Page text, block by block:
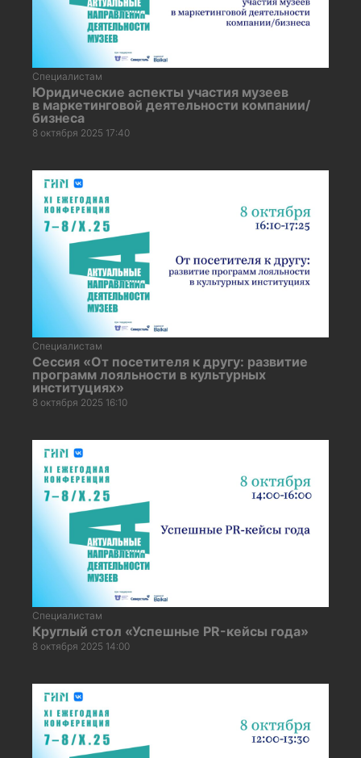
Специалистам
Юридические аспекты участия музеев
в маркетинговой деятельности компании/
бизнеса
8 октября 2025 17:40
Специалистам
Сессия «От посетителя к другу: развитие
программ лояльности в культурных
институциях»
8 октября 2025 16:10
Специалистам
Круглый стол «Успешные PR-кейсы года»
8 октября 2025 14:00